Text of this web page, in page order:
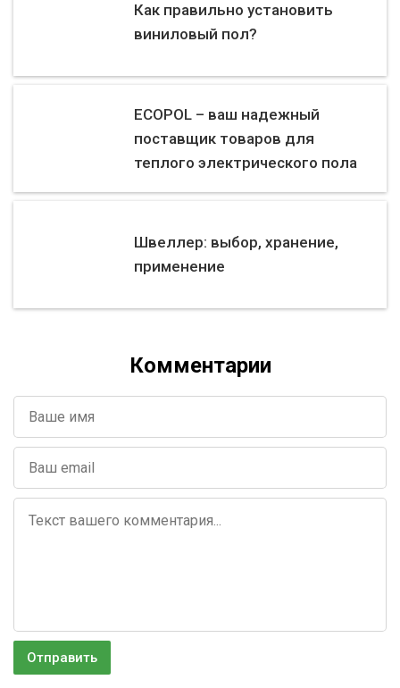
Как правильно установить
виниловый пол?
ECOPOL – ваш надежный
поставщик товаров для
теплого электрического пола
Швеллер: выбор, хранение,
применение
Комментарии